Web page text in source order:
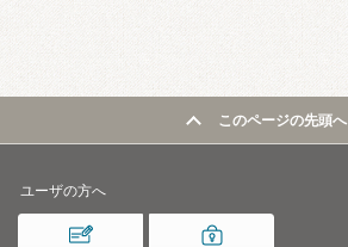
このページの先頭へ
ユーザの方へ